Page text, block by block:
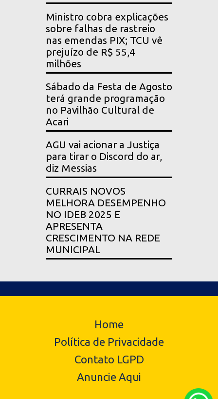
Ministro cobra explicações
sobre falhas de rastreio
nas emendas PIX; TCU vê
prejuízo de R$ 55,4
milhões
Sábado da Festa de Agosto
terá grande programação
no Pavilhão Cultural de
Acari
AGU vai acionar a Justiça
para tirar o Discord do ar,
diz Messias
CURRAIS NOVOS
MELHORA DESEMPENHO
NO IDEB 2025 E
APRESENTA
CRESCIMENTO NA REDE
MUNICIPAL
Home
Política de Privacidade
Contato LGPD
Anuncie Aqui